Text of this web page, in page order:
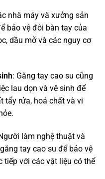
nhà máy và xưởng sản
bảo vệ đôi bàn tay của
dầu mỡ và các nguy cơ
: Găng tay cao su cũng
lau dọn và vệ sinh để
tẩy rửa, hoá chất và vi
làm nghệ thuật và
tay cao su để bảo vệ
với các vật liệu có thể